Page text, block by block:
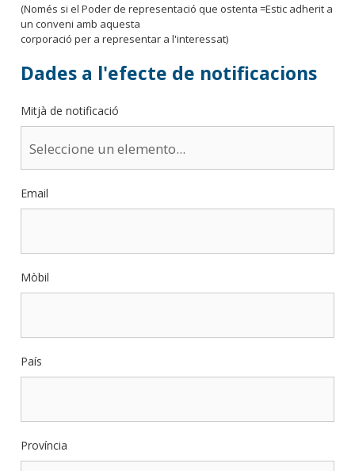
(Només si el Poder de representació que ostenta =Estic adherit a
un conveni amb aquesta
corporació per a representar a l'interessat)
Dades a l'efecte de notificacions
Mitjà de notificació
Email
Mòbil
País
Província